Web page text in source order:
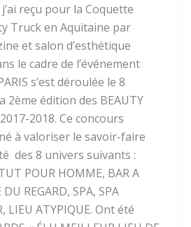
reçu pour la Coquette
Truck en Aquitaine par
et salon d’esthétique
le cadre de l’événement
s’est déroulée le 8
2ème édition des BEAUTY
2018. Ce concours
à valoriser le savoir-faire
des 8 univers suivants :
POUR HOMME, BAR A
REGARD, SPA, SPA
LIEU ATYPIQUE. Ont été